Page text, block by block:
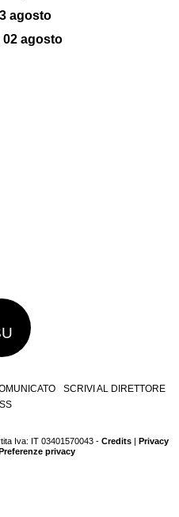
agosto
agosto
SCRIVI AL DIRETTORE
Iva: IT 03401570043 - Credits
Privacy
Preferenze privacy